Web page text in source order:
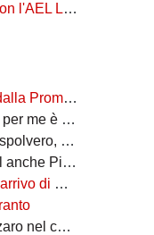
Limassol
per lui
e Reita
Dorato
cuore